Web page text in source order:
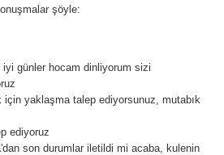
şöyle:
iyi günler hocam dinliyorum sizi
için yaklaşma talep ediyorsunuz, mutabık
ediyoruz
son durumlar iletildi mi acaba, kulenin